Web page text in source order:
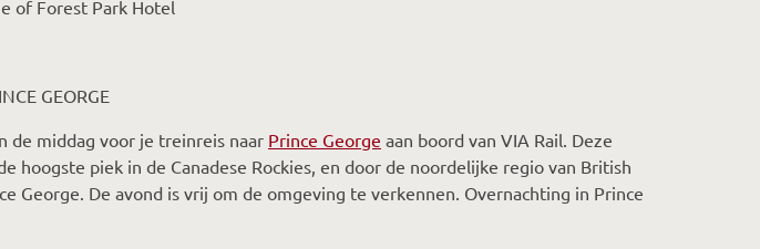
of Forest Park Hotel
GEORGE
de middag voor je treinreis naar Prince George aan boord van VIA Rail. Deze
hoogste piek in de Canadese Rockies, en door de noordelijke regio van British
George. De avond is vrij om de omgeving te verkennen. Overnachting in Prince